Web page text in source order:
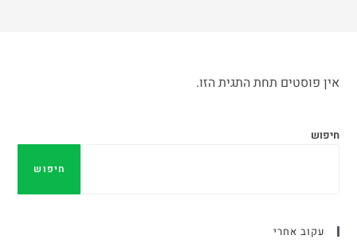
אין פוסטים תחת התגית הזו.
חיפוש
חיפוש
עקוב אחרי